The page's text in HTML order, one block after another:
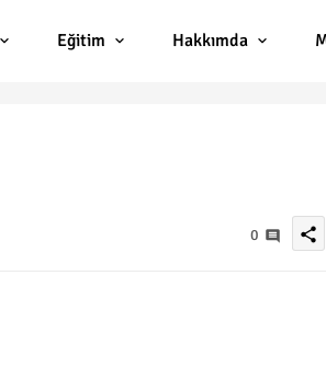
Eğitim Hakkımda
0 share